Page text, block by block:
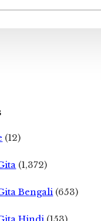
(12)
(1,372)
Bengali (653)
Hindi (153)